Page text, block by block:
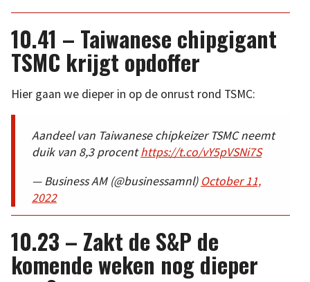
10.41 – Taiwanese chipgigant
TSMC krijgt opdoffer
Hier gaan we dieper in op de onrust rond TSMC:
Aandeel van Taiwanese chipkeizer TSMC neemt
duik van 8,3 procenthttps://t.co/vY5pVSNi7S
— Business AM (@businessamnl) October 11,
2022
10.23 – Zakt de S&P de
komende weken nog dieper